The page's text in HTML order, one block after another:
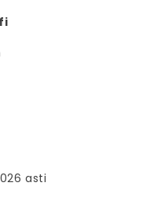
asti